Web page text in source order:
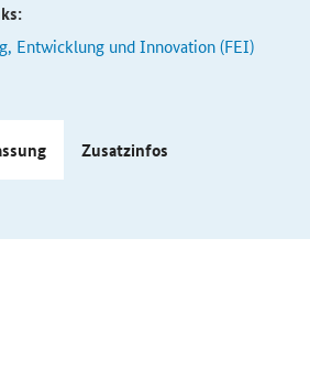
Entwicklung und Innovation (FEI)
Zusatzinfos